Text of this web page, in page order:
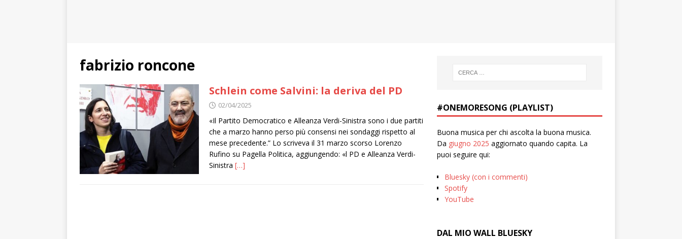
fabrizio roncone
Schlein come Salvini: la deriva del PD
02/04/2025
«Il Partito Democratico e Alleanza Verdi-Sinistra sono i due partiti
che a marzo hanno perso più consensi nei sondaggi rispetto al
mese precedente.” Lo scriveva il 31 marzo scorso Lorenzo
Rufino su Pagella Politica, aggiungendo: «l PD e Alleanza Verdi-
Sinistra […]
#ONEMORESONG (PLAYLIST)
Buona musica per chi ascolta la buona musica.
Da giugno 2025 aggiornato quando capita. La
puoi seguire qui:
Bluesky (con i commenti)
Spotify
YouTube
DAL MIO WALL BLUESKY